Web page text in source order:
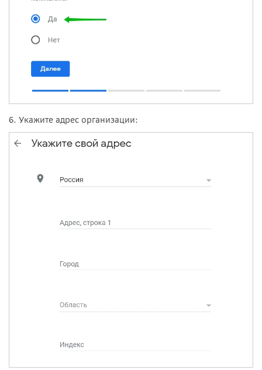
6. Укажите адрес организации: